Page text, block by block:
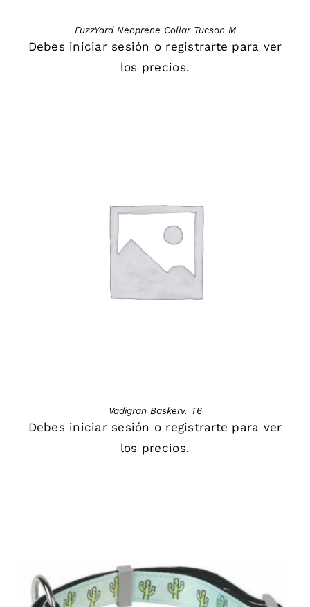
FuzzYard Neoprene Collar Tucson M
Debes iniciar sesión o registrarte para ver
los precios.
DETAILS
Vadigran Baskerv. T6
Debes iniciar sesión o registrarte para ver
los precios.